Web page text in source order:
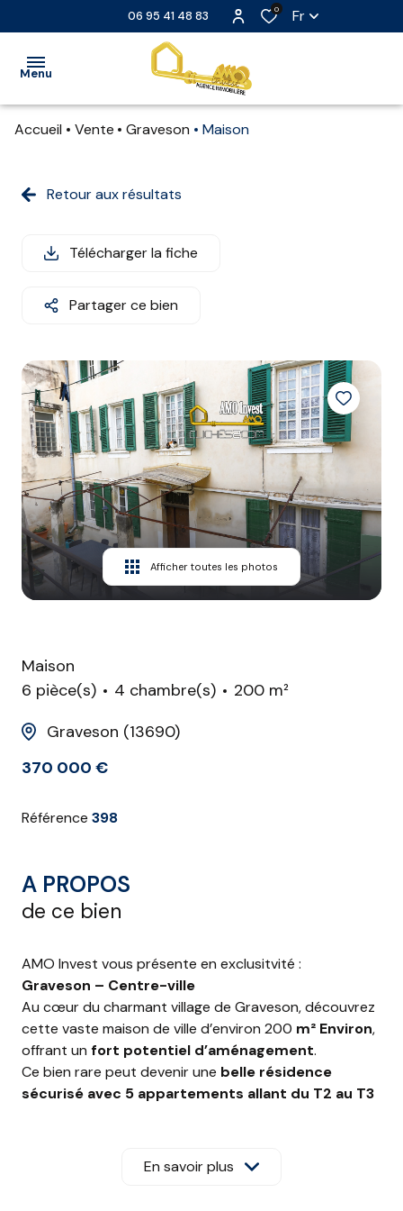
06 95 41 48 83 0 Fr
Menu
VENTE
LOCATION
NOS
PARTENAIRES
CONTACT
Accueil Vente Graveson Maison
Retour aux résultats
Télécharger la fiche
Partager ce bien
Afficher toutes les photos
Maison
6 pièce(s)
4 chambre(s)
200 m²
Graveson (13690)
370 000 €
Référence 398
A PROPOS
de ce bien
AMO Invest vous présente en exclusitvité :
Graveson – Centre-ville
Au cœur du charmant village de Graveson, découvrez
cette vaste maison de ville d’environ 200 m² Environ,
offrant un fort potentiel d’aménagement.
Ce bien rare peut devenir une belle résidence
sécurisé avec 5 appartements allant du T2 au T3
facilement transformable en
5 ), elle dispose de 4
salles d’eau
En savoir plus